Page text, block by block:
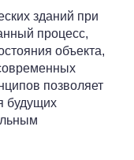
зданий при
процесс,
объекта,
позволяет
будущих